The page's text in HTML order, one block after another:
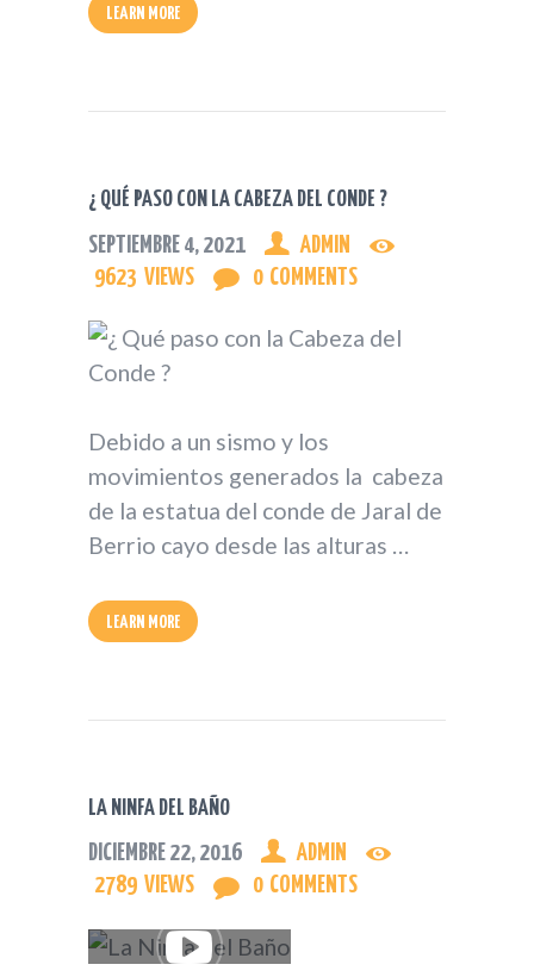
LEARN MORE
¿ QUÉ PASO CON LA CABEZA DEL CONDE ?
SEPTIEMBRE 4, 2021
ADMIN
9623 VIEWS 0 COMMENTS
Debido a un sismo y los
movimientos generados la cabeza
de la estatua del conde de Jaral de
Berrio cayo desde las alturas …
LEARN MORE
LA NINFA DEL BAÑO
DICIEMBRE 22, 2016
ADMIN
2789 VIEWS 0 COMMENTS